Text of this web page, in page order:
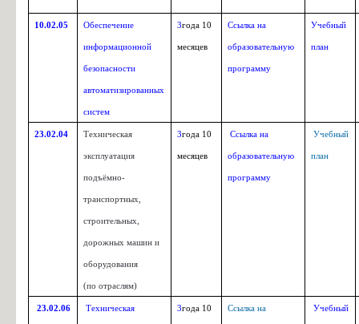
10.02.05 Обеспечение
информационной
безопасности
автоматизированных
систем
3года 10
месяцев
Ссылка на
образовательную
программу
Учебный
план
23.02.04 Техническая
эксплуатация
подъёмно-
транспортных,
строительных,
дорожных машин и
оборудования
(по отраслям)
3года 10
месяцев
Ссылка на
образовательную
программу
Учебный
план
23.02.06 Техническая 3года 10 Ссылка на Учебный
16909
образовательной
программы
план
44.02.01
Дошкольное образование
Описание образовательной